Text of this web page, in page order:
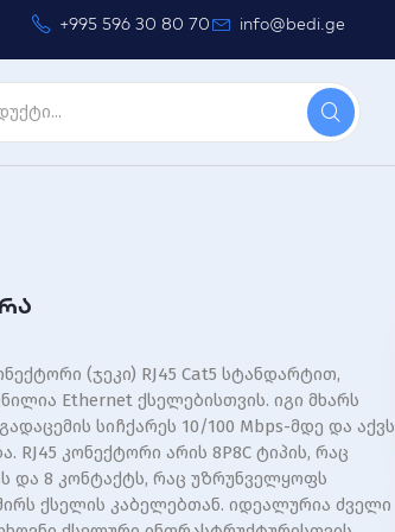
+995 596 30 80 70 info@bedi.ge
(ჯეკი) RJ45 Cat5 სტანდარტით,
Ethernet ქსელებისთვის. იგი მხარს
სიჩქარეს 10/100 Mbps-მდე და აქვს
RJ45 კონექტორი არის 8P8C ტიპის, რაც
და 8 კონტაქტს, რაც უზრუნველყოფს
ქსელის კაბელებთან. იდეალურია ძველი